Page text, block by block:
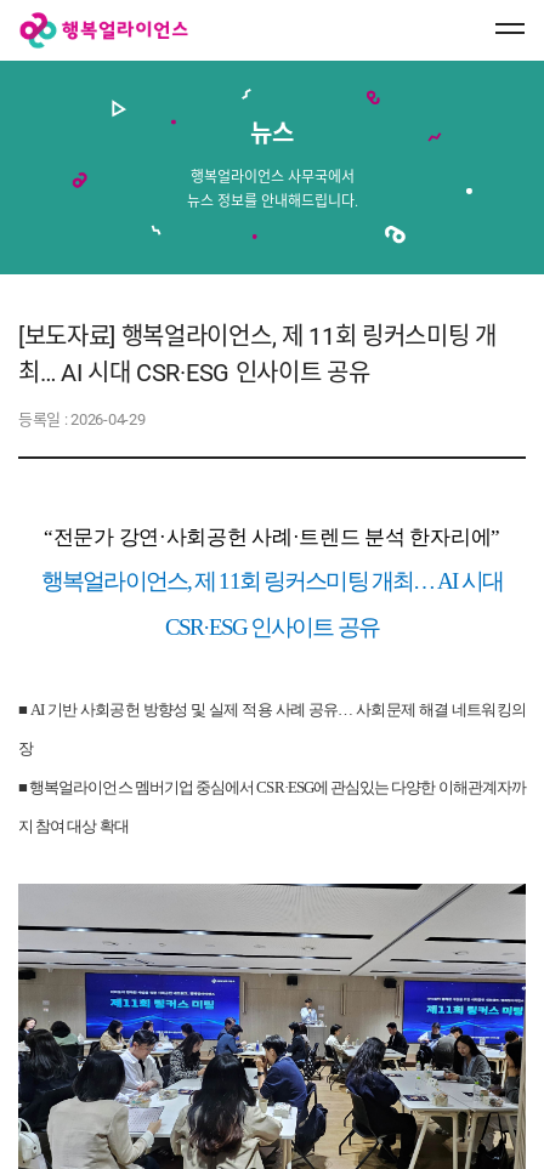
행
복
언
스
뉴스
행복얼라이언스 사무국에서
뉴스 정보를 안내해드립니다.
[보도자료] 행복얼라이언스, 제 11회 링커스미팅 개
최… AI 시대 CSR·ESG 인사이트 공유
등록일 :2026-04-29
“전문가 강연·사회공헌 사례·트렌드 분석 한자리에”
행복얼라이언스, 제 11회 링커스미팅 개최… AI 시대
CSR·ESG 인사이트 공유
■ AI 기반 사회공헌 방향성 및 실제 적용 사례 공유… 사회문제 해결 네트워킹의
장
■ 행복얼라이언스 멤버기업 중심에서 CSR·ESG에 관심있는 다양한 이해관계자까
지 참여 대상 확대